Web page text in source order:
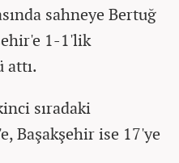
sahneye Bertuğ
1-1'lik
attı.
sıradaki
Başakşehir ise 17'ye